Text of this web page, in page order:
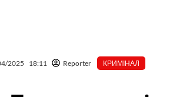
2025 18:11 Reporter КРИМІНАЛ